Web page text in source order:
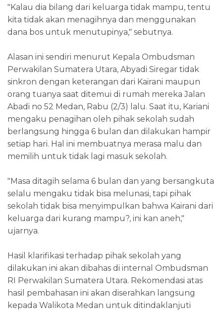
"Kalau dia bilang dari keluarga tidak mampu, tentu
kita tidak akan menagihnya dan menggunakan
dana bos untuk menutupinya," sebutnya.
Alasan ini sendiri menurut Kepala Ombudsman
Perwakilan Sumatera Utara, Abyadi Siregar tidak
sinkron dengan keterangan dari Kairani maupun
orang tuanya saat ditemui di rumah mereka Jalan
Abadi no 52 Medan, Rabu (2/3) lalu. Saat itu, Kariani
mengaku penagihan oleh pihak sekolah sudah
berlangsung hingga 6 bulan dan dilakukan hampir
setiap hari. Hal ini membuatnya merasa malu dan
memilih untuk tidak lagi masuk sekolah.
"Masa ditagih selama 6 bulan dan yang bersangkuta
selalu mengaku tidak bisa melunasi, tapi pihak
sekolah tidak bisa menyimpulkan bahwa Kairani dari
keluarga dari kurang mampu?, ini kan aneh,"
ujarnya.
Hasil klarifikasi terhadap pihak sekolah yang
dilakukan ini akan dibahas di internal Ombudsman
RI Perwakilan Sumatera Utara. Rekomendasi atas
hasil pembahasan ini akan diserahkan langsung
kepada Walikota Medan untuk ditindaklanjuti